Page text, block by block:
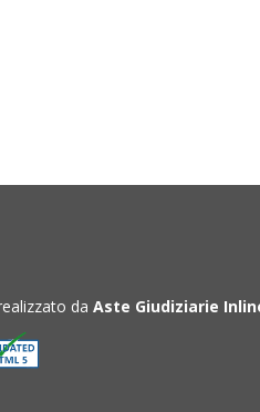
da Aste Giudiziarie